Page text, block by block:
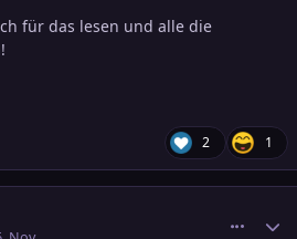
für das lesen und alle die
2 1